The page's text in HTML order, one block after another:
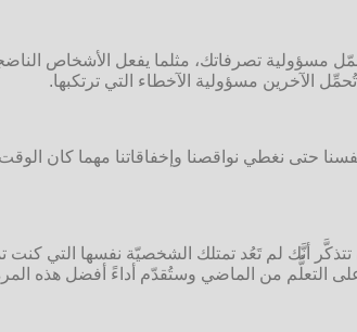
مسؤولية تصرفاتك، مثلما يفعل الأشخاص
الآخرين مسؤولية الآخطاء التي ترتكبها.
حتى نغطي نواقصنا وإخفاقاتنا مهما كان
أنَّك لم تَعُد تمتلك الشخصيّة نفسها التي كنت
التعلُّم من الماضي وستُقدّم أداءً أفضل هذه